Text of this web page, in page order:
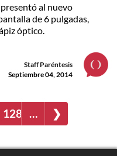
al nuevo
de 6 pulgadas,
óptico.
Staff Paréntesis
Septiembre 04, 2014
128 … ❯